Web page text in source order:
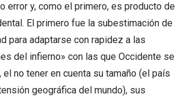
error y, como el primero, es producto de
El primero fue la subestimación de
para adaptarse con rapidez a las
del infierno» con las que Occidente se
no tener en cuenta su tamaño (el país
geográfica del mundo), sus